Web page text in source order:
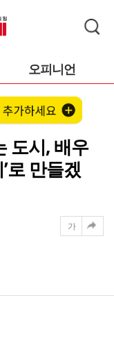
오피니언
도시, 배우
로 만들겠
가